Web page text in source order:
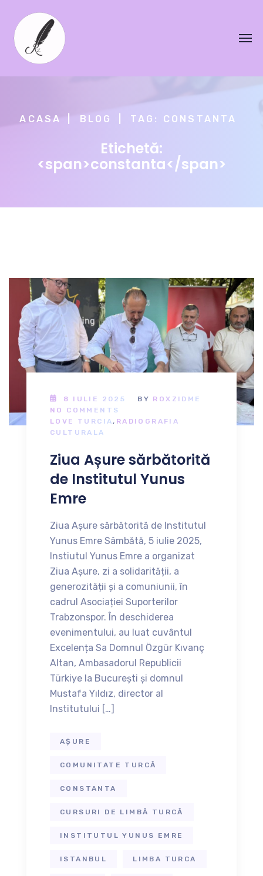
ACASA BLOG TAG: CONSTANTA
Etichetă:
<span>constanta</span>
8 IULIE 2025 BY ROXZIDME
NO COMMENTS
LOVE TURCIA , RADIOGRAFIA
CULTURALA
Ziua Așure sărbătorită
de Institutul Yunus
Emre
Ziua Așure sărbătorită de Institutul
Yunus Emre Sâmbătă, 5 iulie 2025,
Instiutul Yunus Emre a organizat
Ziua Așure, zi a solidarității, a
generozității și a comuniunii, în
cadrul Asociației Suporterilor
Trabzonspor. În deschiderea
evenimentului, au luat cuvântul
Excelența Sa Domnul Özgür Kıvanç
Altan, Ambasadorul Republicii
Türkiye la Bucureşti și domnul
Mustafa Yıldız, director al
Institutului […]
AȘURE
COMUNITATE TURCĂ
CONSTANTA
CURSURI DE LIMBĂ TURCĂ
INSTITUTUL YUNUS EMRE
ISTANBUL LIMBA TURCA